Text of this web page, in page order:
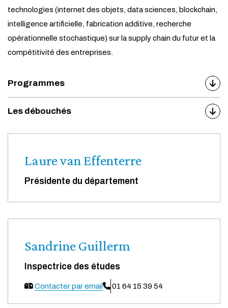
technologies (internet des objets, data sciences, blockchain,
intelligence artificielle, fabrication additive, recherche
opérationnelle stochastique) sur la supply chain du futur et la
compétitivité des entreprises.
Programmes
Les débouchés
Laure van Effenterre
Présidente du département
Sandrine Guillerm
Inspectrice des études
Contacter par email 01 64 15 39 54